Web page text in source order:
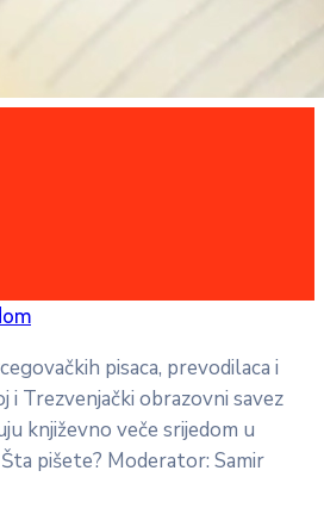
pisaca, prevodilaca i
i Trezvenjački obrazovni savez
književno veče srijedom u
pišete? Moderator: Samir